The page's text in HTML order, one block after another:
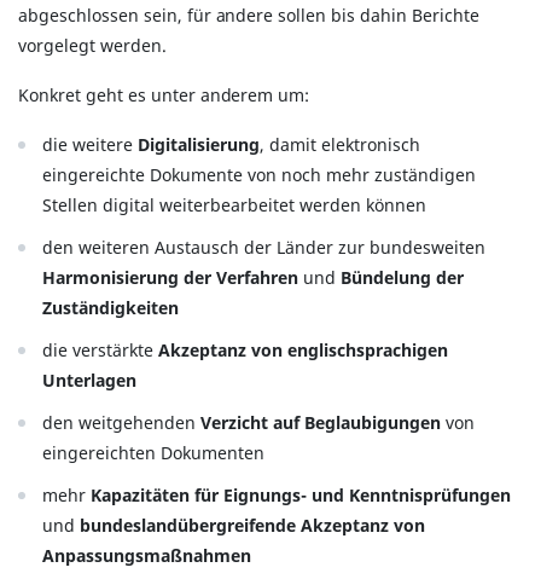
abgeschlossen sein, für andere sollen bis dahin Berichte
vorgelegt werden.
Konkret geht es unter anderem um:
die weitere Digitalisierung, damit elektronisch
eingereichte Dokumente von noch mehr zuständigen
Stellen digital weiterbearbeitet werden können
den weiteren Austausch der Länder zur bundesweiten
Harmonisierung der Verfahren und Bündelung der
Zuständigkeiten
die verstärkte Akzeptanz von englischsprachigen
Unterlagen
den weitgehenden Verzicht auf Beglaubigungen von
eingereichten Dokumenten
mehr Kapazitäten für Eignungs- und Kenntnisprüfungen
und bundeslandübergreifende Akzeptanz von
Anpassungsmaßnahmen